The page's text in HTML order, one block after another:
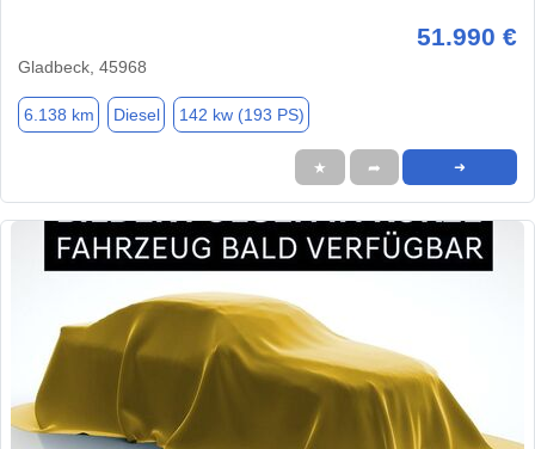
51.990 €
Gladbeck, 45968
6.138 km Diesel 142 kw (193 PS)
★ ➦ ➜